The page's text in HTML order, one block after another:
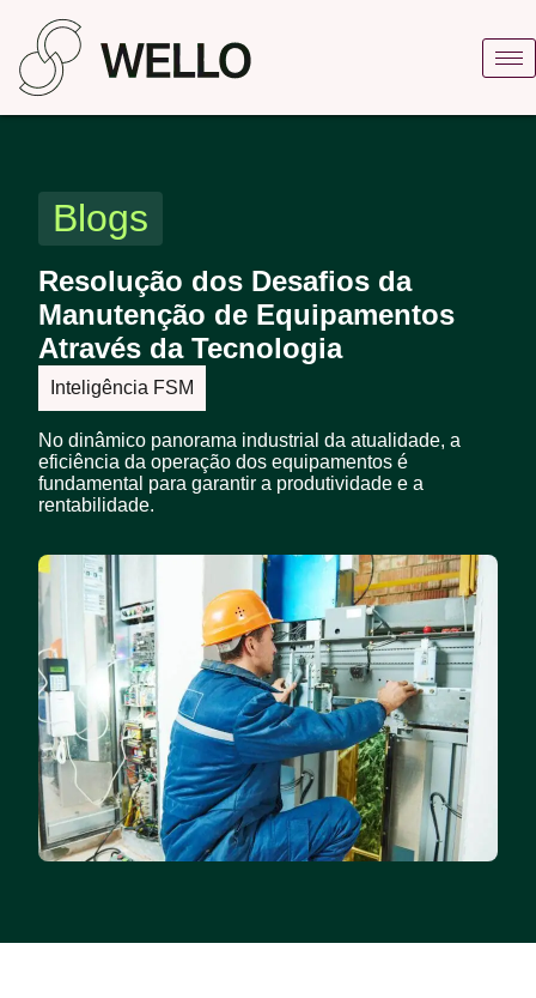
Blogs
Resolução dos Desafios da
Manutenção de Equipamentos
Através da Tecnologia
Inteligência FSM
No dinâmico panorama industrial da atualidade, a
eficiência da operação dos equipamentos é
fundamental para garantir a produtividade e a
rentabilidade.